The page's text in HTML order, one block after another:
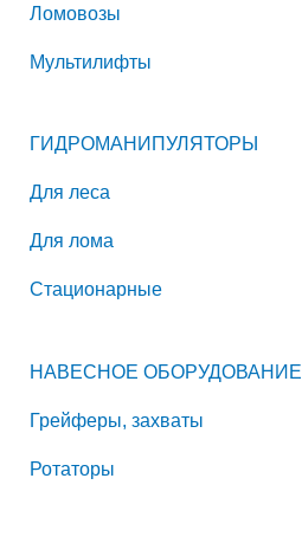
Ломовозы
Мультилифты
ГИДРОМАНИПУЛЯТОРЫ
Для леса
Для лома
Стационарные
НАВЕСНОЕ ОБОРУДОВАНИЕ
Грейферы, захваты
Ротаторы